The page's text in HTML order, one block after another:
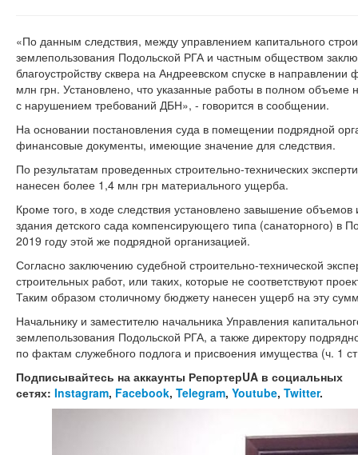
«По данным следствия, между управлением капитального
землепользования Подольской РГА и частным обществом
благоустройству сквера на Андреевском спуске в
млн грн. Установлено, что указанные работы в полном объеме
с нарушением требований ДБН», - говорится в сообщении.
На основании постановления суда в помещении подрядной
финансовые документы, имеющие значение для следствия.
По результатам проведенных строительно-технических
нанесен более 1,4 млн грн материального ущерба.
Кроме того, в ходе следствия установлено завышение объемов
здания детского сада компенсирующего типа (санаторного) в
2019 году этой же подрядной организацией.
Согласно заключению судебной строительно-технической
строительных работ, или таких, которые не соответствуют
Таким образом столичному бюджету нанесен ущерб на эту
Начальнику и заместителю начальника Управления
землепользования Подольской РГА, а также директору
по фактам служебного подлога и присвоения имущества (ч. 1
Подписывайтесь на аккаунты РепортерUA в социальных
сетях: Instagram, Facebook, Telegram, Youtube, Twitter.